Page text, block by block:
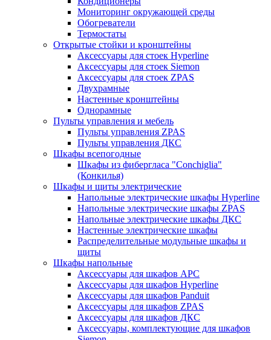
Мониторинг окружающей среды
Обогреватели
Термостаты
Открытые стойки и кронштейны
Аксессуары для стоек Hyperline
Аксессуары для стоек Siemon
Аксессуары для стоек ZPAS
Двухрамные
Настенные кронштейны
Однорамные
Пульты управления и мебель
Пульты управления ZPAS
Пульты управления ДКС
Шкафы всепогодные
Шкафы из фибергласа "Conchiglia"
(Конкилья)
Шкафы и щиты электрические
Напольные электрические шкафы Hyperline
Напольные электрические шкафы ZPAS
Напольные электрические шкафы ДКС
Настенные электрические шкафы
Распределительные модульные шкафы и
щиты
Шкафы напольные
Аксессуары для шкафов APC
Аксессуары для шкафов Hyperline
Аксессуары для шкафов Panduit
Аксессуары для шкафов ZPAS
Аксессуары для шкафов ДКС
Аксессуары, комплектующие для шкафов